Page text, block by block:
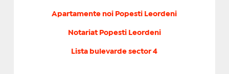
Apartamente noi Popesti Leordeni
Notariat Popesti Leordeni
Lista bulevarde sector 4